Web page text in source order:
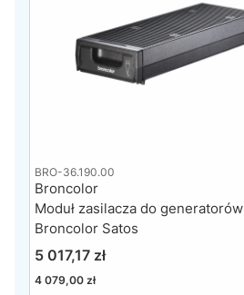
BRO-36.190.00
Moduł zasilacza do generatorów
Broncolor Satos
Broncolor
Cena
5 017,17 zł
Cena
4 079,00 zł